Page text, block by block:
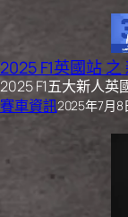
2025 F1英國站
2025 F1五大新人英
賽車資訊2025年7月8